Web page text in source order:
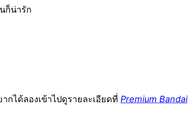
ก็น่ารัก
ได้ลองเข้าไปดูรายละเอียดที่ Premium Bandai